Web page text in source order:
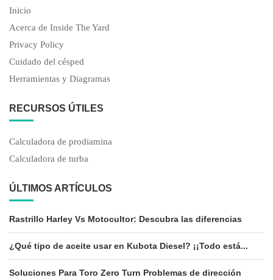
Inicio
Acerca de Inside The Yard
Privacy Policy
Cuidado del césped
Herramientas y Diagramas
RECURSOS ÚTILES
Calculadora de prodiamina
Calculadora de turba
ÚLTIMOS ARTÍCULOS
Rastrillo Harley Vs Motocultor: Descubra las diferencias
¿Qué tipo de aceite usar en Kubota Diesel? ¡¡Todo está...
Soluciones Para Toro Zero Turn Problemas de dirección